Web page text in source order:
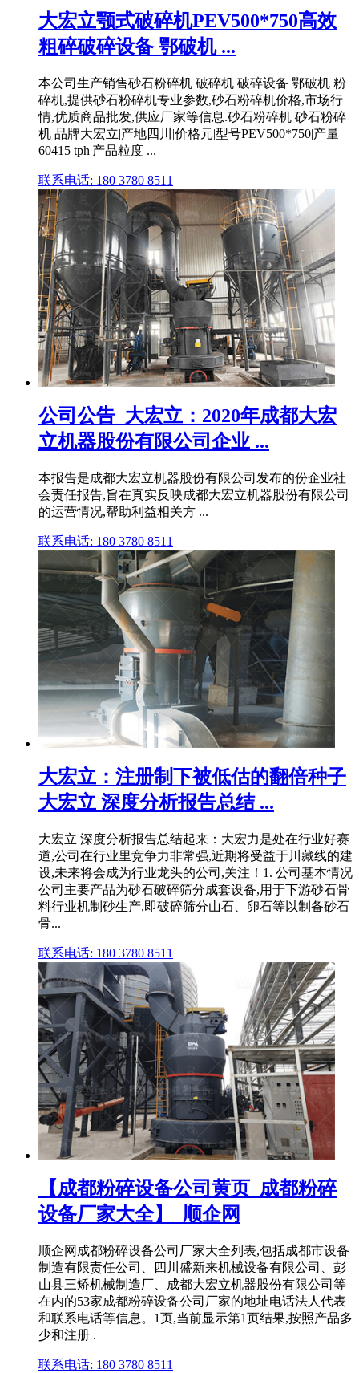
大宏立颚式破碎机PEV500*750高效
粗碎破碎设备 鄂破机 ...
本公司生产销售砂石粉碎机 破碎机 破碎设备 鄂破机 粉
碎机,提供砂石粉碎机专业参数,砂石粉碎机价格,市场行
情,优质商品批发,供应厂家等信息.砂石粉碎机 砂石粉碎
机 品牌大宏立|产地四川|价格元|型号PEV500*750|产量
60415 tph|产品粒度 ...
联系电话: 180 3780 8511
公司公告_大宏立：2020年成都大宏
立机器股份有限公司企业 ...
本报告是成都大宏立机器股份有限公司发布的份企业社
会责任报告,旨在真实反映成都大宏立机器股份有限公司
的运营情况,帮助利益相关方 ...
联系电话: 180 3780 8511
大宏立：注册制下被低估的翻倍种子
大宏立 深度分析报告总结 ...
大宏立 深度分析报告总结起来：大宏力是处在行业好赛
道,公司在行业里竞争力非常强,近期将受益于川藏线的建
设,未来将会成为行业龙头的公司,关注！1. 公司基本情况
公司主要产品为砂石破碎筛分成套设备,用于下游砂石骨
料行业机制砂生产,即破碎筛分山石、卵石等以制备砂石
骨...
联系电话: 180 3780 8511
【成都粉碎设备公司黄页_成都粉碎
设备厂家大全】_顺企网
顺企网成都粉碎设备公司厂家大全列表,包括成都市设备
制造有限责任公司、四川盛新来机械设备有限公司、彭
山县三矫机械制造厂、成都大宏立机器股份有限公司等
在内的53家成都粉碎设备公司厂家的地址电话法人代表
和联系电话等信息。1页,当前显示第1页结果,按照产品多
少和注册 .
联系电话: 180 3780 8511